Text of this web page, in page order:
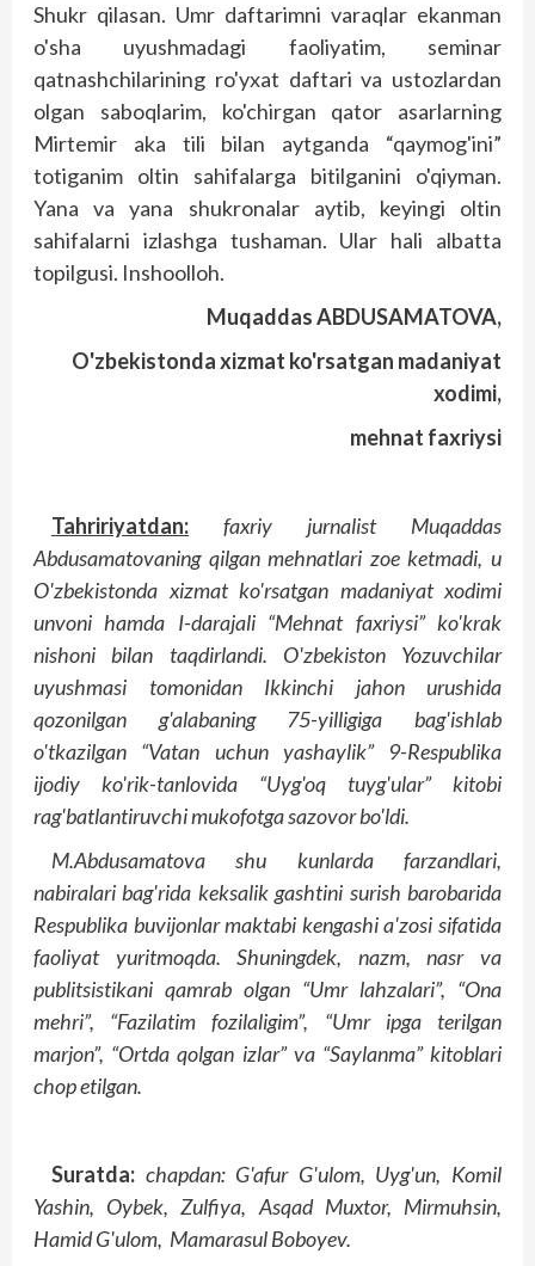
Shukr qilasan. Umr daftarimni varaqlar ekanman
o'sha uyushmadagi fao­liyatim, seminar
qatnashchilarining ro'yxat daftari va ustozlardan
olgan saboqlarim, ko'chirgan qator asarlarning
Mirtemir aka tili bilan ayt­ganda “qaymog'ini”
totiganim oltin sahifalarga bitilganini o'qiyman.
Yana va yana shukronalar aytib, keyingi oltin
sahifalarni izlashga tushaman. Ular hali albatta
topilgusi. Inshoolloh.
Muqaddas ABDUSAMATOVA,
O'zbekistonda xizmat ko'rsatgan madaniyat
xodimi,
mehnat faxriysi
Tahririyatdan:
faxriy jurnalist Muqaddas
Abdusamatovaning qilgan mehnatlari zoe ketmadi, u
O'zbekistonda xizmat ko'rsatgan madaniyat xodimi
unvoni hamda I-darajali “Mehnat faxriysi” ko'krak
nishoni bilan taqdirlandi. O'zbekiston Yozuvchilar
uyushmasi tomonidan Ikkinchi jahon urushida
qozonilgan g'alabaning 75-yilligiga bag'ishlab
o'tkazilgan “Vatan uchun yashaylik” 9-Respublika
ijodiy ko'rik-tanlovida “Uyg'oq tuyg'ular” kitobi
rag'batlantiruvchi mukofotga sazovor bo'ldi.
M.Abdusamatova shu kunlarda farzandlari,
nabiralari bag'rida keksalik gashtini surish barobarida
Respublika buvijonlar maktabi kengashi a'zosi sifatida
faoliyat yuritmoqda. Shuningdek, nazm, nasr va
publitsistikani qamrab olgan “Umr lahzalari”, “Ona
mehri”, “Fazilatim fozilaligim”, “Umr ipga terilgan
marjon”, “Ortda qolgan izlar” va “Saylanma” kitoblari
chop etilgan.
Suratda: chapdan: G'afur G'ulom, Uyg'un, Komil
Yashin, Oybek, Zulfiya, Asqad Muxtor, Mirmuhsin,
Hamid G'ulom, Mamarasul Boboyev.